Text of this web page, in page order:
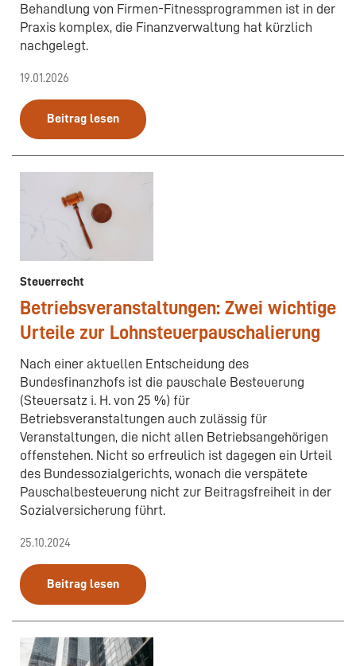
Behandlung von Firmen-Fitnessprogrammen ist in der
Praxis komplex, die Finanzverwaltung hat kürzlich
nachgelegt.
19.01.2026
Beitrag lesen
Steuerrecht
Betriebsveranstaltungen: Zwei wichtige
Urteile zur Lohnsteuerpauschalierung
Nach einer aktuellen Entscheidung des
Bundesfinanzhofs ist die pauschale Besteuerung
(Steuersatz i. H. von 25 %) für
Betriebsveranstaltungen auch zulässig für
Veranstaltungen, die nicht allen Betriebsangehörigen
offenstehen. Nicht so erfreulich ist dagegen ein Urteil
des Bundessozialgerichts, wonach die verspätete
Pauschalbesteuerung nicht zur Beitragsfreiheit in der
Sozialversicherung führt.
25.10.2024
Beitrag lesen